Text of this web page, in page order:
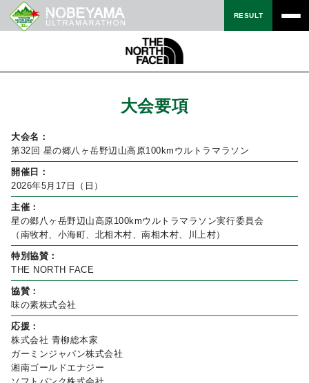
RESULT
大会要項
大会名：
第32回 星の郷八ヶ岳野辺山高原100kmウルトラマラソン
開催日：
2026年5月17日（日）
主催：
星の郷八ヶ岳野辺山高原100kmウルトラマラソン実行委員会
（南牧村、小海町、北相木村、南相木村、川上村）
特別協賛：
THE NORTH FACE
協賛：
味の素株式会社
応援：
株式会社 青柳総本家
ガーミンジャパン株式会社
湘南ゴールドエナジー